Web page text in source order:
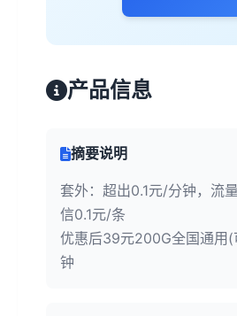
产品信息
摘要说明
套外：超出0.1元/分钟，流
信0.1元/条
优惠后39元200G全国通用
钟